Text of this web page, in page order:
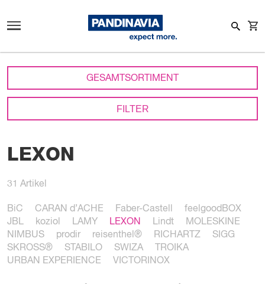
GESAMTSORTIMENT
FILTER
LEXON
31 Artikel
BiC CARAN d’ACHE Faber-Castell
feelgoodBOX
JBL
koziol LAMY LEXON Lindt
MOLESKINE
NIMBUS
prodir reisenthel® RICHARTZ
SIGG
SKROSS®
STABILO SWIZA
TROIKA
URBAN EXPERIENCE
VICTORINOX